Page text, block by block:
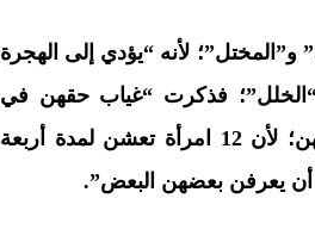
و”المختل”؛ لأنه “يؤدي إلى الهجرة
فذكرت “غياب حقهن في
التقاعد، وأجرهن البخس، إضافة إلى استغلالهن وغياب خصوصيتهن؛ لأن 12 امرأة تعشن لمدة أربعة